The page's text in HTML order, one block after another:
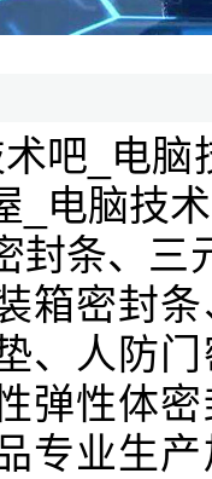
吧_电
_电脑技
封条、
箱密封
、人防
弹性体
专业生